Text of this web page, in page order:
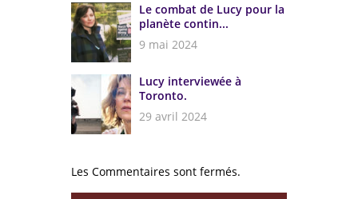
Le combat de Lucy pour la
planète contin...
9 mai 2024
Lucy interviewée à
Toronto.
29 avril 2024
Les Commentaires sont fermés.